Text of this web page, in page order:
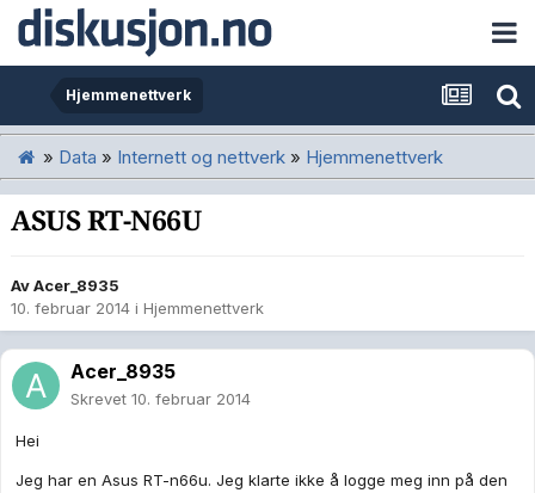
Hjemmenettverk
» Data » Internett og nettverk » Hjemmenettverk
ASUS RT-N66U
AvAcer_8935
10. februar 2014 i Hjemmenettverk
Acer_8935
Skrevet 10. februar 2014
Hei
Jeg har en Asus RT-n66u. Jeg klarte ikke å logge meg inn på den